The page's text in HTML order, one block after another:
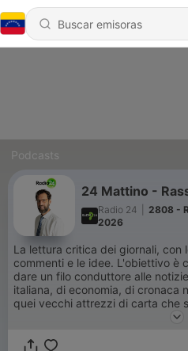
Podcasts
24 Mattino -
Radio 24
2808 -
2026
La lettura critica dei giornali, con
commenti e le idee. L'obiettivo è
dare un filo conduttore alle
italiana, di economia, di cronaca
quei vecchi attrezzi di carta che
apparentemente anacronistici.
Santoro.